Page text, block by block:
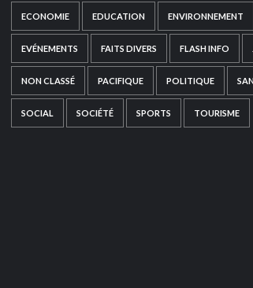
ECONOMIE EDUCATION ENVIRONNEMENT
EVÉNEMENTS FAITS DIVERS FLASH INFO
NON CLASSÉ PACIFIQUE POLITIQUE
SOCIAL SOCIÉTÉ SPORTS TOURISME